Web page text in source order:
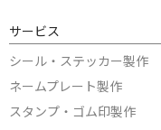
サービス
シール・ステッカー製作
ネームプレート製作
スタンプ・ゴム印製作